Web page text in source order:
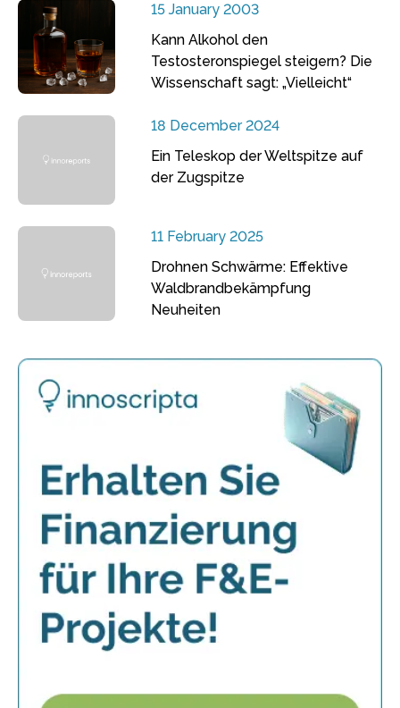
15 January 2003
Kann Alkohol den
Testosteronspiegel steigern? Die
Wissenschaft sagt: „Vielleicht“
18 December 2024
Ein Teleskop der Weltspitze auf
der Zugspitze
11 February 2025
Drohnen Schwärme: Effektive
Waldbrandbekämpfung
Neuheiten